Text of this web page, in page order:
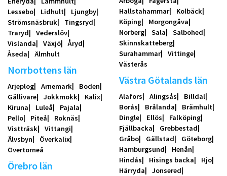
Lessebo
Lidhult
Ljungby
Strömsnäsbruk
Tingsryd
Traryd
Vederslöv
Vislanda
Växjö
Åryd
Åseda
Älmhult
Norrbottens län
Arjeplog Arnemark
Boden
Gällivare
Jokkmokk
Kalix
Kiruna
Luleå
Pajala
Pello
Piteå
Roknäs
Vistträsk
Vittangi
Älvsbyn
Överkalix
Övertorneå
Örebro län
Hallstahammar
Kolbäck
Köping
Morgongåva
Norberg
Sala
Salbohed
Skinnskatteberg
Surahammar
Vittinge
Västerås
Västra Götalands län
Alafors Alingsås
Billdal
Borås
Brålanda
Brämhult
Dingle
Ellös
Falköping
Fjällbacka
Grebbestad
Gråbo
Gällstad
Göteborg
Hamburgsund
Henån
Hindås
Hisings backa
Hjo
Härryda
Jonsered